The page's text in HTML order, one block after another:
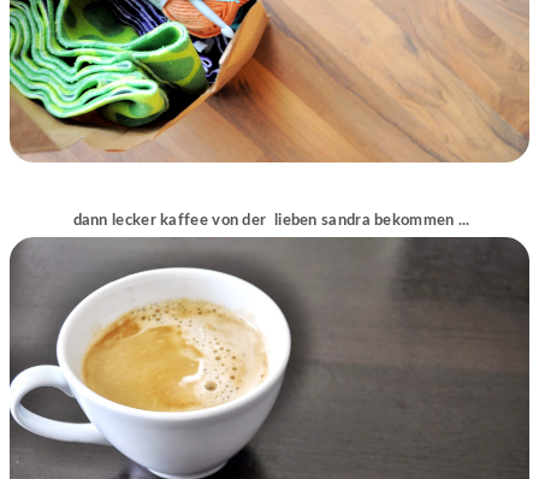
dann lecker kaffee von der lieben sandra bekommen ...